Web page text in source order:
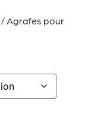
/ Agrafes pour